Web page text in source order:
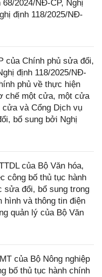
2024/NĐ-CP, Nghị
định 118/2025/NĐ-
của Chính phủ sửa đổi,
định 118/2025/NĐ-
phủ về thực hiện
chế một cửa, một cửa
cửa và Cổng Dịch vụ
bổ sung bởi Nghị
của Bộ Văn hóa,
công bố thủ tục hành
sửa đổi, bổ sung trong
hình và thông tin điện
quản lý của Bộ Văn
của Bộ Nông nghiệp
bố thủ tục hành chính